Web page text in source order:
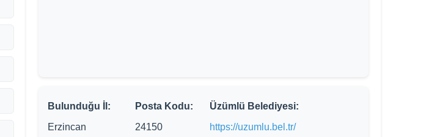
Bulunduğu İl:
Erzincan
Posta Kodu:
24150
Üzümlü Belediyesi:
https://uzumlu.bel.tr/